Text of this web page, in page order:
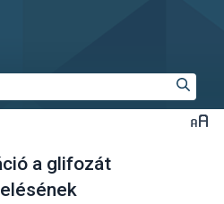
a glifozát